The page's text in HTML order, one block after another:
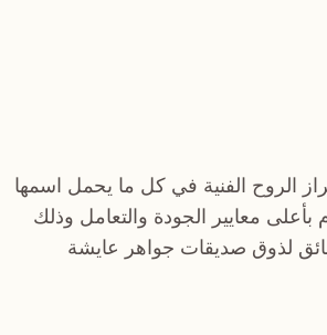
الروح الفنية في كل ما يحمل اسمها
بأعلى معايير الجودة والتعامل وذلك
لذوق صديقات جواهر عايشة